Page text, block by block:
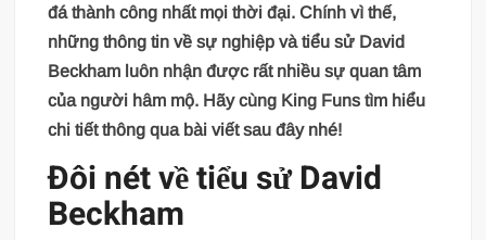
đá thành công nhất mọi thời đại. Chính vì thế,
những thông tin về sự nghiệp và tiểu sử David
Beckham luôn nhận được rất nhiều sự quan tâm
của người hâm mộ. Hãy cùng King Funs tìm hiểu
chi tiết thông qua bài viết sau đây nhé!
Đôi nét về tiểu sử David
Beckham